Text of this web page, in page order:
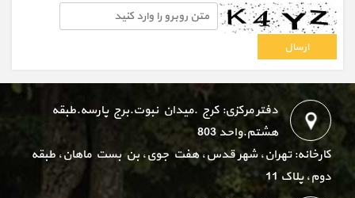
دفتر مرکزی: کرج .میدان نبوت.برج پارسه.طبقه
هشتم.واحد 803
کارخانه: تهران، شهر قدس، هفت جوی، بن بست ماهان، طبقه
دوم، پلاک 11